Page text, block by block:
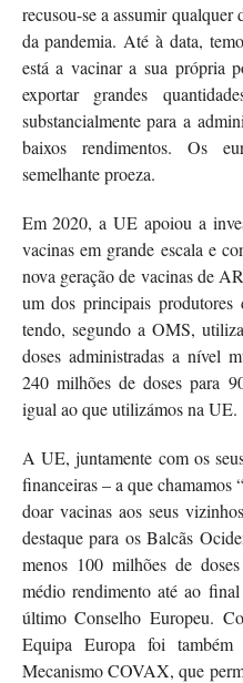
recusou-se a assumir
da pandemia. Até à data,
está a vacinar a sua própria
exportar grandes
substancialmente para a
baixos rendimentos. Os
semelhante proeza.
Em 2020, a UE apoiou a
vacinas em grande escala e
nova geração de vacinas de
um dos principais
tendo, segundo a OMS,
doses administradas a nível
240 milhões de doses para
igual ao que utilizámos na UE.
A UE, juntamente com os
financeiras – a que chamamos
doar vacinas aos seus
destaque para os Balcãs
menos 100 milhões de
médio rendimento até ao
último Conselho Europeu.
Equipa Europa foi
Mecanismo COVAX, que